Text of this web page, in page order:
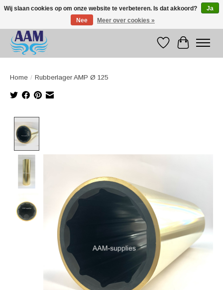
Competitive prices fast international delivery
Verlanglijst
Home / Rubberlager AMP Ø 125
Wij slaan cookies op om onze website te verbeteren. Is dat akkoord?
Ja
Nee
Meer over cookies »